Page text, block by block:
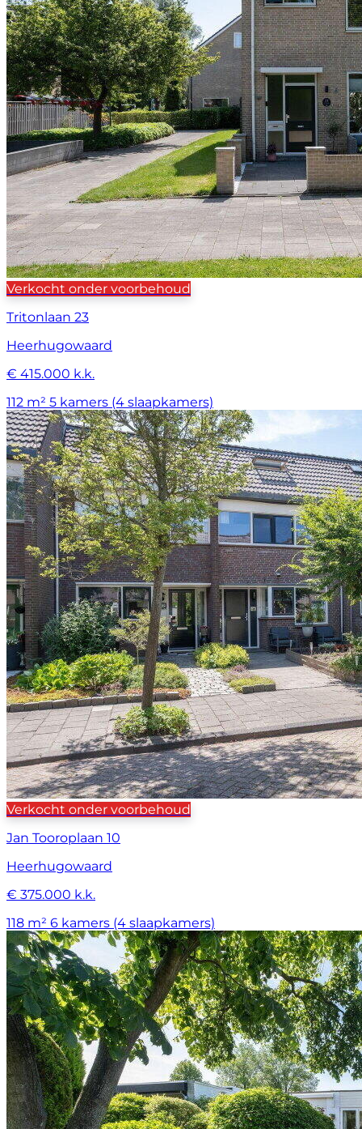
Verkocht onder voorbehoud
Tritonlaan 23
Heerhugowaard
€ 415.000 k.k.
112 m² 5 kamers (4 slaapkamers)
Verkocht onder voorbehoud
Jan Tooroplaan 10
Heerhugowaard
€ 375.000 k.k.
118 m² 6 kamers (4 slaapkamers)